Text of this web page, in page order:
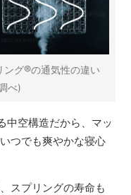
ング®の通気性の違い
べ)
中空構造だから、マッ
つでも爽やかな寝心
スプリングの寿命も